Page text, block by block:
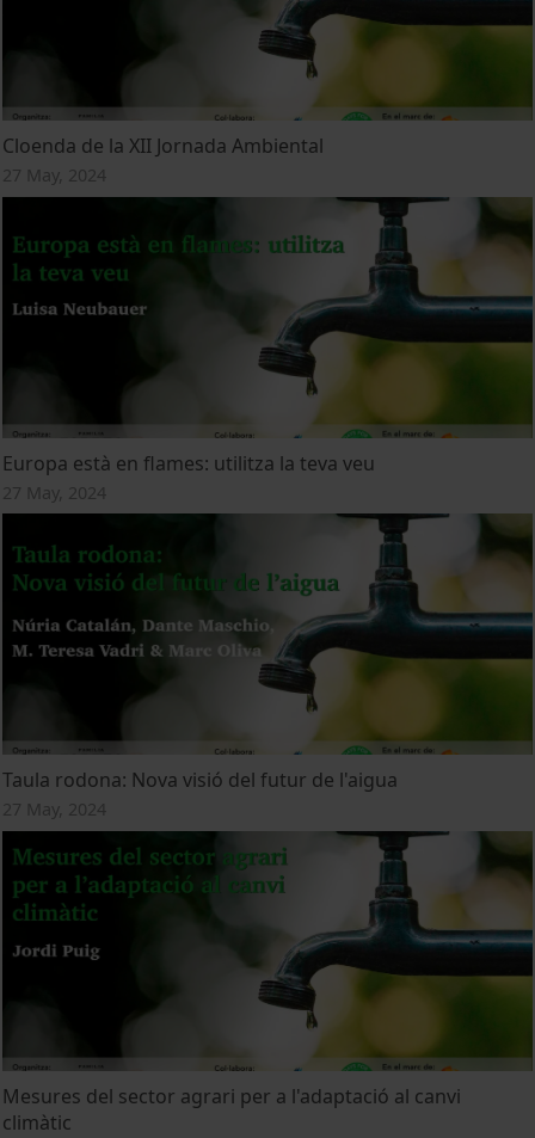
Cloenda de la XII Jornada Ambiental
27 May, 2024
Europa està en flames: utilitza la teva veu
27 May, 2024
Taula rodona: Nova visió del futur de l'aigua
27 May, 2024
Mesures del sector agrari per a l'adaptació al canvi
climàtic